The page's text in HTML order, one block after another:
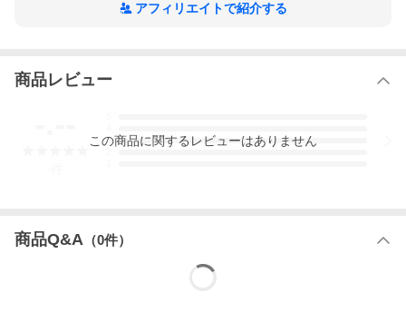
ライトセーバーの音
ヨーダの言葉
ガレージに貼れば
そこは反乱軍の秘密基地
アフィリエイトで紹介する
商品レビュー
3
この商品に関するレビューはありません
商品Q&A （0件）